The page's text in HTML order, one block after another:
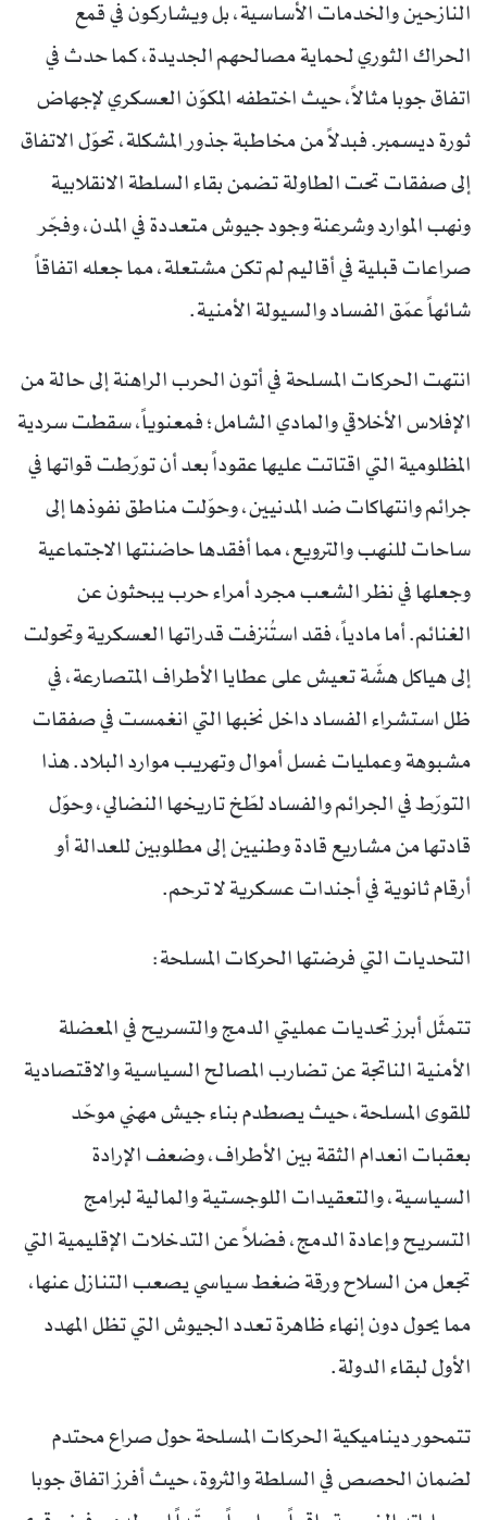
النازحين والخدمات الأساسية، بل ويشاركون في قمع
الحراك الثوري لحماية مصالحهم الجديدة، كما حدث في
اتفاق جوبا مثالاً، حيث اختطفه المكوّن العسكري لإجهاض
ثورة ديسمبر. فبدلاً من مخاطبة جذور المشكلة، تحوّل الاتفاق
إلى صفقات تحت الطاولة تضمن بقاء السلطة الانقلابية
ونهب الموارد وشرعنة وجود جيوش متعددة في المدن، وفجّر
صراعات قبلية في أقاليم لم تكن مشتعلة، مما جعله اتفاقاً
شائهاً عمّق الفساد والسيولة الأمنية.
انتهت الحركات المسلحة في أتون الحرب الراهنة إلى حالة من
الإفلاس الأخلاقي والمادي الشامل؛ فمعنوياً، سقطت سردية
المظلومية التي اقتاتت عليها عقوداً بعد أن تورّطت قواتها في
جرائم وانتهاكات ضد المدنيين، وحوّلت مناطق نفوذها إلى
ساحات للنهب والترويع، مما أفقدها حاضنتها الاجتماعية
وجعلها في نظر الشعب مجرد أمراء حرب يبحثون عن
الغنائم. أما مادياً، فقد استُنزفت قدراتها العسكرية وتحولت
إلى هياكل هشّة تعيش على عطايا الأطراف المتصارعة، في
ظل استشراء الفساد داخل نخبها التي انغمست في صفقات
مشبوهة وعمليات غسل أموال وتهريب موارد البلاد. هذا
التورّط في الجرائم والفساد لطّخ تاريخها النضالي، وحوّل
قادتها من مشاريع قادة وطنيين إلى مطلوبين للعدالة أو
أرقام ثانوية في أجندات عسكرية لا ترحم.
التحديات التي فرضتها الحركات المسلحة:
تتمثّل أبرز تحديات عمليتي الدمج والتسريح في المعضلة
الأمنية الناتجة عن تضارب المصالح السياسية والاقتصادية
للقوى المسلحة، حيث يصطدم بناء جيش مهني موحّد
بعقبات انعدام الثقة بين الأطراف، وضعف الإرادة
السياسية، والتعقيدات اللوجستية والمالية لبرامج
التسريح وإعادة الدمج، فضلاً عن التدخلات الإقليمية التي
تجعل من السلاح ورقة ضغط سياسي يصعب التنازل عنها،
مما يحول دون إنهاء ظاهرة تعدد الجيوش التي تظل المهدد
الأول لبقاء الدولة.
تتمحور ديناميكية الحركات المسلحة حول صراع محتدم
لضمان الحصص في السلطة والثروة، حيث أفرز اتفاق جوبا